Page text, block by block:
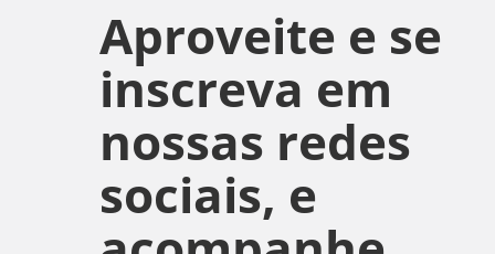
Aproveite e se
inscreva em
nossas redes
sociais, e